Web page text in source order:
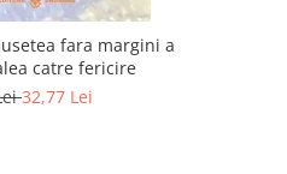
fara margini a
catre fericire
32,77 Lei